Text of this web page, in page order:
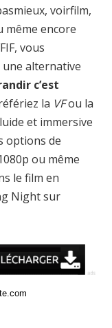
voirfilm,
même encore
vous
alternative
c’est
la VFou la
et immersive
options de
ou même
le film en
Night sur